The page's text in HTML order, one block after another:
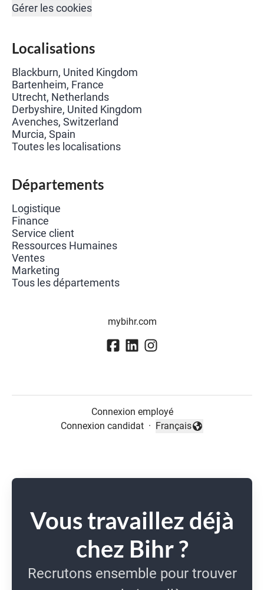
Gérer les cookies
Localisations
Blackburn, United Kingdom
Bartenheim, France
Utrecht, Netherlands
Derbyshire, United Kingdom
Avenches, Switzerland
Murcia, Spain
Toutes les localisations
Départements
Logistique
Finance
Service client
Ressources Humaines
Ventes
Marketing
Tous les départements
mybihr.com
Connexion employé
Connexion candidat ·
Changer la langue
Français
Vous travaillez déjà
chez Bihr ?
Recrutons ensemble pour trouver